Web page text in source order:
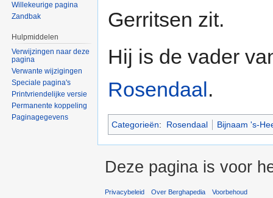
Gerritsen zit.
Hij is de vader
Rosendaal.
Categorieën: Rosendaal Bijnaam 's-
Willekeurige pagina
Zandbak
Hulpmiddelen
Verwijzingen naar deze
pagina
Verwante wijzigingen
Speciale pagina's
Printvriendelijke versie
Permanente koppeling
Paginagegevens
Deze pagina is voor
Privacybeleid Over Berghapedia Voorbehoud